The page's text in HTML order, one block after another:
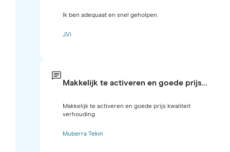
Ik ben adequaat en snel geholpen.
J.Vl
Makkelijk te activeren en goede prijs…
Makkelijk te activeren en goede prijs kwaliteit
verhouding
Muberra Tekin